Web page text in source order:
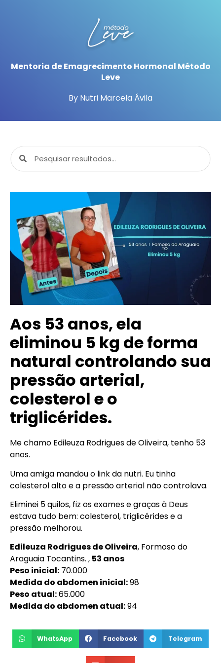
Mentoria de Emagrecimento Hormonal Método
Leve
By Nutri Marcela Ávila
Aos 53 anos, ela
eliminou 5 kg de forma
natural controlando sua
pressão arterial,
colesterol e o
triglicérides.
Me chamo Edileuza Rodrigues de Oliveira, tenho 53
anos.
Uma amiga mandou o link da nutri. Eu tinha
colesterol alto e a pressão arterial não controlava.
Eliminei 5 quilos, fiz os exames e graças à Deus
estava tudo bem: colesterol, triglicérides e a
pressão melhorou.
Edileuza Rodrigues de Oliveira, Formoso do
Araguaia Tocantins. , 53 anos
Peso inicial: 70.000
Medida do abdomen inicial:98
Peso atual:65.000
Medida do abdomen atual:94
WhatsApp Facebook Telegram